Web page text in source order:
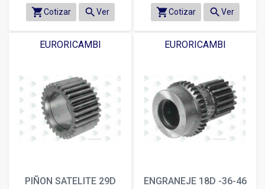
shopping_cartCotizar search Ver shopping_cartCotizar search Ver
EURORICAMBI
PIÑON SATELITE 29D
EURORICAMBI
ENGRANEJE 18D -36-46